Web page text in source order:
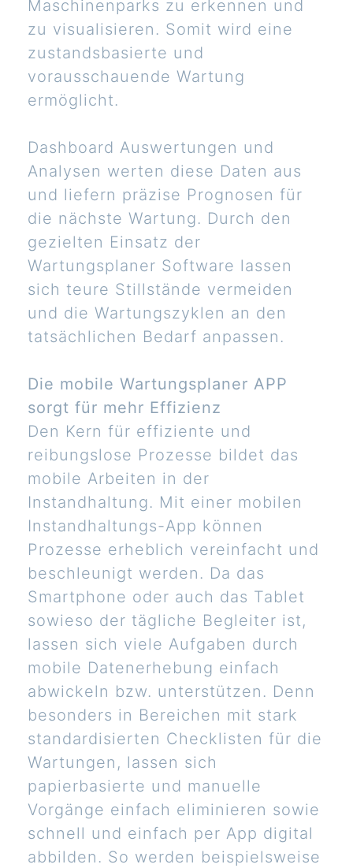
Maschinenparks zu erkennen und
zu visualisieren. Somit wird eine
zustandsbasierte und
vorausschauende Wartung
ermöglicht.
Dashboard Auswertungen und
Analysen werten diese Daten aus
und liefern präzise Prognosen für
die nächste Wartung. Durch den
gezielten Einsatz der
Wartungsplaner Software lassen
sich teure Stillstände vermeiden
und die Wartungszyklen an den
tatsächlichen Bedarf anpassen.
Die mobile Wartungsplaner APP
sorgt für mehr Effizienz
Den Kern für effiziente und
reibungslose Prozesse bildet das
mobile Arbeiten in der
Instandhaltung. Mit einer mobilen
Instandhaltungs-App können
Prozesse erheblich vereinfacht und
beschleunigt werden. Da das
Smartphone oder auch das Tablet
sowieso der tägliche Begleiter ist,
lassen sich viele Aufgaben durch
mobile Datenerhebung einfach
abwickeln bzw. unterstützen. Denn
besonders in Bereichen mit stark
standardisierten Checklisten für die
Wartungen, lassen sich
papierbasierte und manuelle
Vorgänge einfach eliminieren sowie
schnell und einfach per App digital
abbilden. So werden beispielsweise